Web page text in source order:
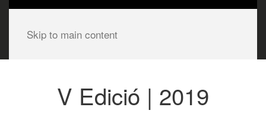
Skip to main content
V Edició | 2019